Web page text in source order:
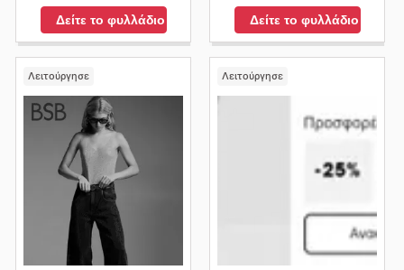
Δείτε το φυλλάδιο Δείτε το φυλλάδιο
Λειτούργησε Λειτούργησε